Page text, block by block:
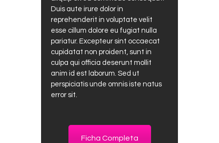
Duis aute irure dolor in
reprehenderit in voluptate velit
esse cillum dolore eu fugiat nulla
pariatur. Excepteur sint occaecat
cupidatat non proident, sunt in
culpa qui officia deserunt mollit
anim id est laborum. Sed ut
perspiciatis unde omnis iste natus
error sit.
Ficha Completa